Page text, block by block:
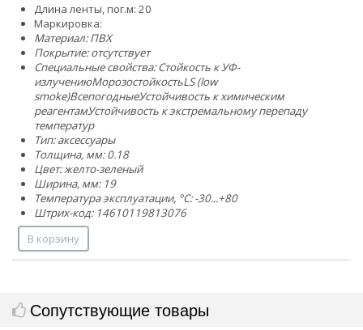
Длина ленты, пог.м: 20
Маркировка:
Материал: ПВХ
Покрытие: отсутствует
Специальные свойства:Стойкость к УФ-
излучениюМорозостойкостьLS (low
smoke)ВсепогодныеУстойчивость к химическим
реагентамУстойчивость к экстремальному перепаду
температур
Тип: аксессуары
Толщина, мм: 0.18
Цвет: желто-зеленый
Ширина, мм: 19
Температура эксплуатации, °C: -30...+80
Штрих-код: 14610119813076
В корзину
Сопутствующие товары